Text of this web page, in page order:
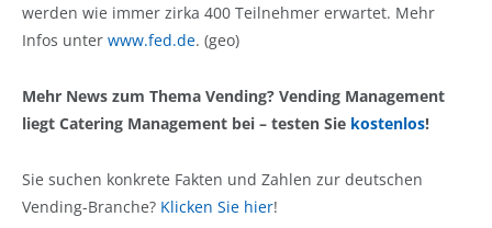
werden wie immer zirka 400 Teilnehmer erwartet. Mehr
Infos unter www.fed.de. (geo)
Mehr News zum Thema Vending? Vending Management
liegt Catering Management bei – testen Sie kostenlos!
Sie suchen konkrete Fakten und Zahlen zur deutschen
Vending-Branche? Klicken Sie hier!